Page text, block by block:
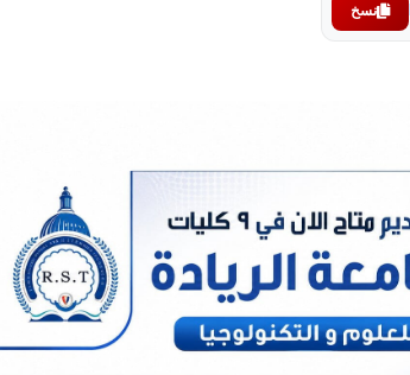
نسخ
e& Business and Horizon Egypt Partner to
Build an Integrated Digital Ecosystem for
SA’ADA New Cairo
e& Business وهورايزون مصر توقعان شراكة